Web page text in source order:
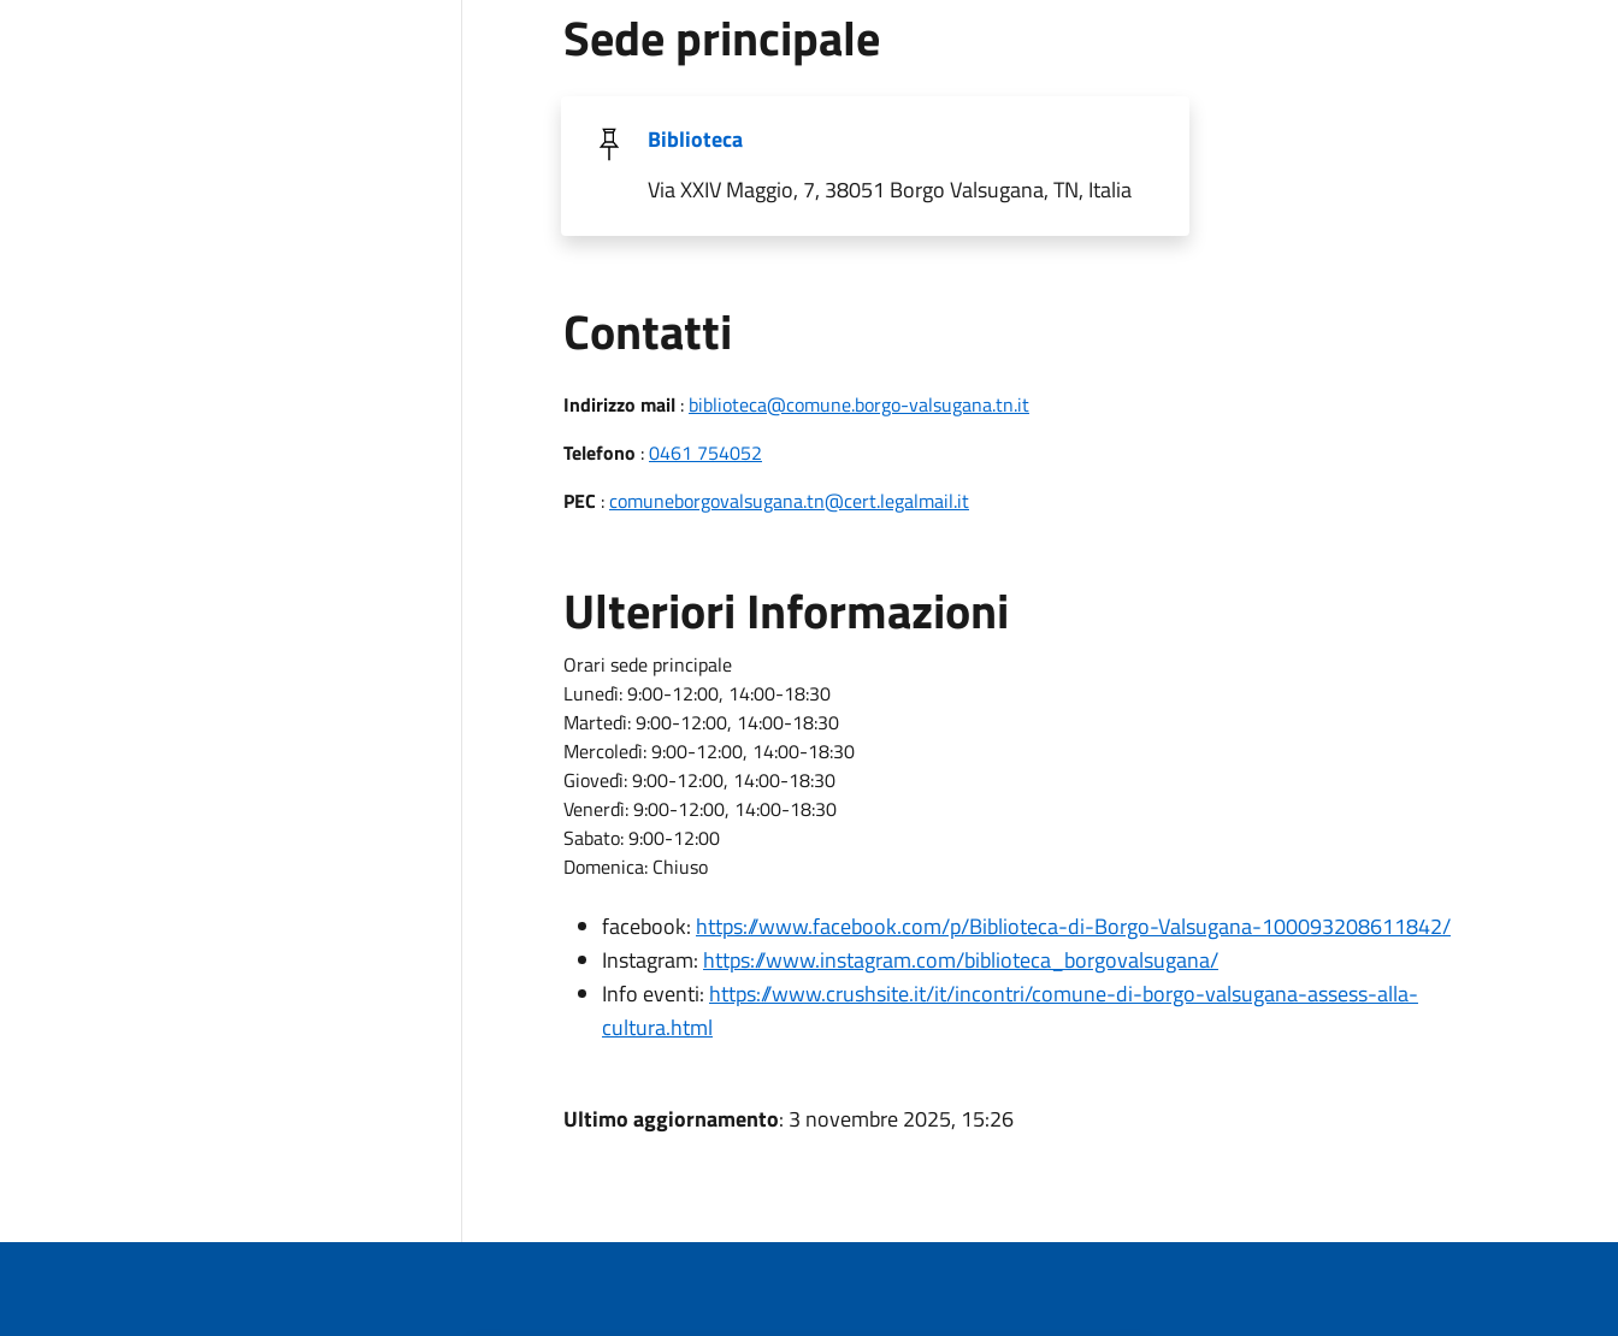
Sede principale
Biblioteca
Via XXIV Maggio, 7, 38051 Borgo Valsugana, TN, Italia
Contatti
Indirizzo mail: biblioteca@comune.borgo-valsugana.tn.it
Telefono :0461 754052
PEC :comuneborgovalsugana.tn@cert.legalmail.it
Ulteriori Informazioni
Orari sede principale
Lunedì:9:00-12:00, 14:00-18:30
Martedì:9:00-12:00, 14:00-18:30
Mercoledì:9:00-12:00, 14:00-18:30
Giovedì:9:00-12:00, 14:00-18:30
Venerdì:9:00-12:00, 14:00-18:30
Sabato:9:00-12:00
Domenica: Chiuso
facebook: https://www.facebook.com/p/Biblioteca-di-Borgo-Valsugana-100093208611842/
Instagram: https://www.instagram.com/biblioteca_borgovalsugana/
Info eventi: https://www.crushsite.it/it/incontri/comune-di-borgo-valsugana-assess-alla-
cultura.html
Ultimo aggiornamento: 3 novembre 2025, 15:26